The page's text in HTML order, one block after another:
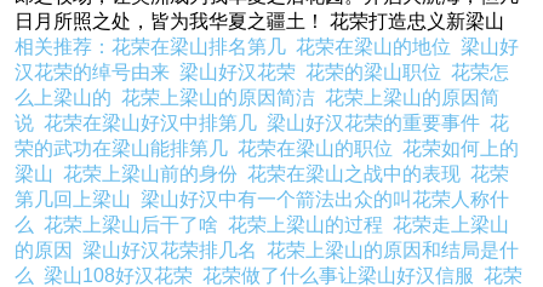
日月所照之处，皆为我华夏之疆土！ 花荣打造忠义新梁山
相关推荐：花荣在梁山排名第几花荣在梁山的地位梁山好
汉花荣的绰号由来梁山好汉花荣花荣的梁山职位花荣怎
么上梁山的花荣上梁山的原因简洁花荣上梁山的原因简
说花荣在梁山好汉中排第几梁山好汉花荣的重要事件花
荣的武功在梁山能排第几花荣在梁山的职位花荣如何上的
梁山花荣上梁山前的身份花荣在梁山之战中的表现花荣
第几回上梁山梁山好汉中有一个箭法出众的叫花荣人称什
么花荣上梁山后干了啥花荣上梁山的过程花荣走上梁山
的原因梁山好汉花荣排几名花荣上梁山的原因和结局是什
么梁山108好汉花荣花荣做了什么事让梁山好汉信服花荣